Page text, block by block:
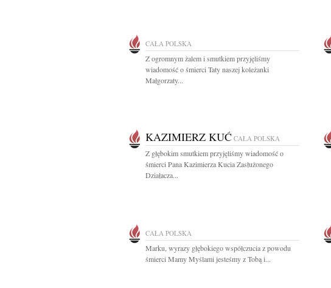
CAŁA POLSKA
Z ogromnym żalem i smutkiem przyjęliśmy
wiadomość o śmierci Taty naszej koleżanki
Małgorzaty...
KAZIMIERZ KUĆ CAŁA POLSKA
Z głębokim smutkiem przyjęliśmy wiadomość o
śmierci Pana Kazimierza Kucia Zasłużonego
Działacza...
CAŁA POLSKA
Marku, wyrazy głębokiego współczucia z powodu
śmierci Mamy Myślami jesteśmy z Tobą i...